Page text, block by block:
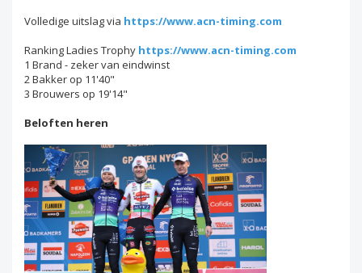
Volledige uitslag via https://www.acn-timing.com
Ranking Ladies Trophy https://www.acn-timing.com
1 Brand - zeker van eindwinst
2 Bakker op 11'40"
3 Brouwers op 19'14"
Beloften heren